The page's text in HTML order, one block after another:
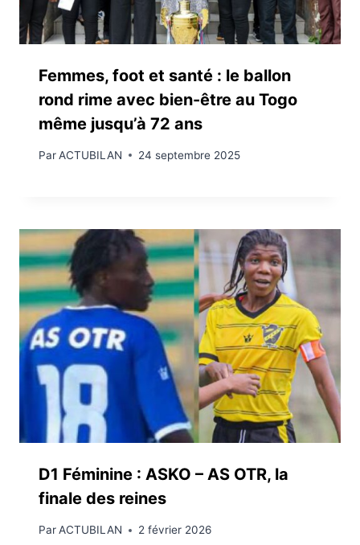
Femmes, foot et santé : le ballon
rond rime avec bien-être au Togo
même jusqu’à 72 ans
ParACTUBILAN 24 septembre 2025
D1 Féminine : ASKO – AS OTR, la
finale des reines
ParACTUBILAN 2 février 2026